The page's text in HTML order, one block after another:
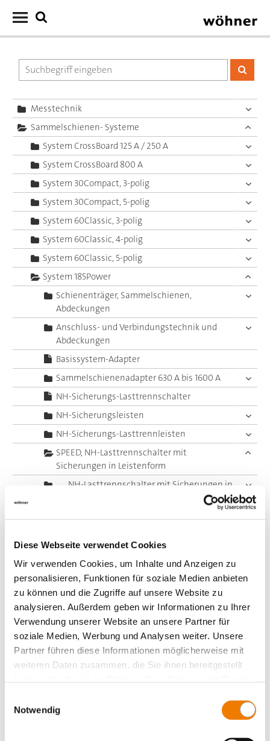
Diese Webseite verwendet Cookies
Wir verwenden Cookies, um Inhalte und Anzeigen zu
personalisieren, Funktionen für soziale Medien anbieten
zu können und die Zugriffe auf unsere Website zu
analysieren. Außerdem geben wir Informationen zu Ihrer
Verwendung unserer Website an unsere Partner für
soziale Medien, Werbung und Analysen weiter. Unsere
Partner führen diese Informationen möglicherweise mit
weiteren Daten zusammen, die Sie ihnen bereitgestellt
Notwendig
Messtechnik
Sammelschienen- Systeme
System CrossBoard 125 A / 250 A
System CrossBoard 800 A
System 30Compact, 3-polig
System 30Compact, 5-polig
System 60Classic, 3-polig
System 60Classic, 4-polig
System 60Classic, 5-polig
System 185Power
Schienenträger, Sammelschienen,
Abdeckungen
Anschluss- und Verbindungstechnik und
Abdeckungen
Basissystem-Adapter
Sammelschienenadapter 630 A bis 1600 A
NH-Sicherungs-Lasttrennschalter
NH-Sicherungsleisten
NH-Sicherungs-Lasttrennleisten
SPEED, NH-Lasttrennschalter mit
Sicherungen in Leistenform
NH-Lasttrennschalter mit Sicherungen in
NH-Lasttrennschalter mit Sicherungen in
NH-Lasttrennschalter mit Sicherungen in
Leistenform Gr.2
NH-Lasttrennschalter mit Sicherungen in
Leistenform Gr. 2, ohne Sicherungsüberw.
NH-Lasttrennschalter mit Sicherungen in
Leistenform Gr. 2, mit Sicherungsüberw.
NH-Lasttrennschalter mit Sicherungen in
Leistenform Gr. 3
Panel Sicherungshalter